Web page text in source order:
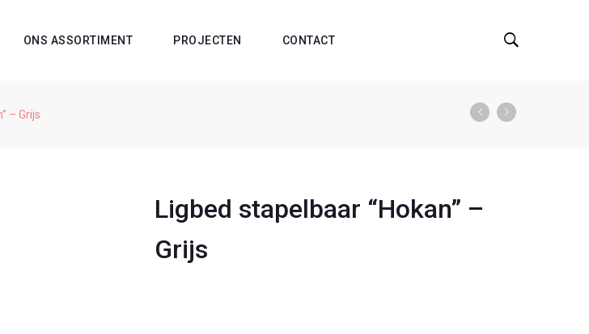
ONS ASSORTIMENT PROJECTEN CONTACT
– Grijs
Ligbed stapelbaar “Hokan” –
Grijs